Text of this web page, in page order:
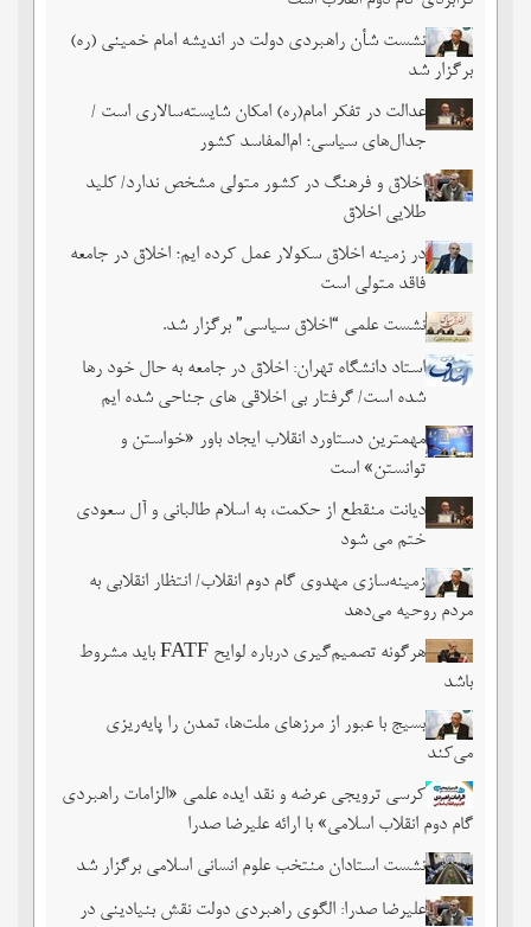
نشست شأن راهبردی دولت در اندیشه امام خمینی (ره)
برگزار شد
عدالت در تفکر امام(ره) امکان شایسته‌سالاری است /
جدال‌های سیاسی؛ ام‌المفاسد کشور
اخلاق و فرهنگ در کشور متولی مشخص ندارد/ کلید
طلایی اخلاق
در زمینه اخلاق سکولار عمل کرده ایم؛ اخلاق در جامعه
فاقد متولی است
نشست علمی “اخلاق سیاسی” برگزار شد.
استاد دانشگاه تهران: اخلاق در جامعه به حال خود رها
شده است/ گرفتار بی اخلاقی های جناحی شده ایم
مهمترین دستاورد انقلاب ایجاد باور «خواستن و
توانستن» است
دیانت منقطع از حکمت، به اسلام طالبانی و آل سعودی
ختم می شود
زمینه‌سازی مهدوی گام دوم انقلاب/ انتظار انقلابی به
مردم روحیه می‌دهد
هرگونه تصمیم‌گیری درباره لوایح FATF باید مشروط
باشد
بسیج با عبور از مرزهای ملت‌‌ها، تمدن را پایه‌ریزی
می‌کند
کرسی ترویجی عرضه و نقد ایده علمی «الزامات راهبردی
گام دوم انقلاب اسلامی» با ارائه علیرضا صدرا
نشست استادان منتخب علوم انسانی اسلامی برگزار شد
علیرضا صدرا: الگوی راهبردی دولت نقش بنیادینی در